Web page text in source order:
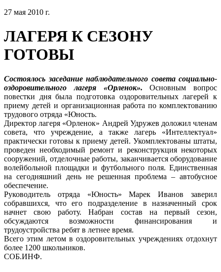
27 мая 2010 г.
ЛАГЕРЯ К СЕЗОНУ
ГОТОВЫ
Состоялось заседание наблюдательного совета социально-
оздоровительного лагеря «Орленок». Основным вопрос
повестки дня была подготовка оздоровительных лагерей к
приему детей и организационная работа по комплектованию
трудового отряда «Юность.
Директор лагеря «Орленок» Андрей Удружев доложил членам
совета, что учреждение, а также лагерь «Интеллектуал»
практически готовы к приему детей. Укомплектованы штаты,
проведен необходимый ремонт и реконструкция некоторых
сооружений, отделочные работы, заканчивается оборудование
волейбольной площадки и футбольного поля. Единственная
на сегодняшний день не решенная проблема – автобусное
обеспечение.
Руководитель отряда «Юность» Марек Иванов заверил
собравшихся, что его подразделение в назначенный срок
начнет свою работу. Набран состав на первый сезон,
обсуждаются возможности финансирования и
трудоустройства ребят в летнее время.
Всего этим летом в оздоровительных учреждениях отдохнут
более 1200 школьников.
СОБ.ИНФ.